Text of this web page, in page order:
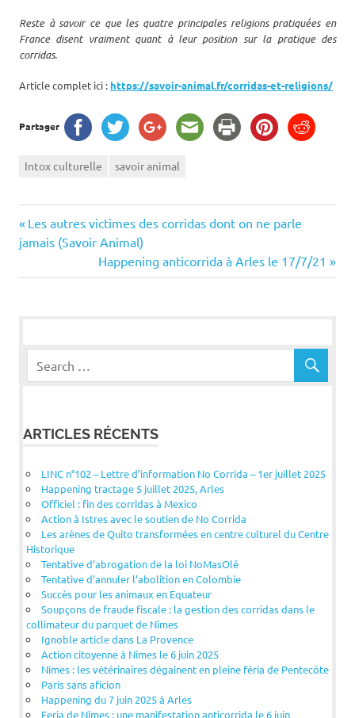
Reste à savoir ce que les quatre principales religions pratiquées en
France disent vraiment quant à leur position sur la pratique des
corridas.
Article complet ici : https://savoir-animal.fr/corridas-et-religions/
Partager
Intox culturelle savoir animal
Navigation
de
Previous
Post:
Les autres victimes des corridas dont on ne parle
jamais (Savoir Animal)
Next
Post:
Happening anticorrida à Arles le 17/7/21
ARTICLES RÉCENTS
LINC n°102 – Lettre d’information No Corrida – 1er juillet 2025
Happening tractage 5 juillet 2025, Arles
Officiel : fin des corridas à Mexico
Action à Istres avec le soutien de No Corrida
Les arènes de Quito transformées en centre culturel du Centre
Historique
Tentative d’abrogation de la loi NoMasOlé
Tentative d’annuler l’abolition en Colombie
Succès pour les animaux en Equateur
Soupçons de fraude fiscale : la gestion des corridas dans le
collimateur du parquet de Nîmes
Ignoble article dans La Provence
Action citoyenne à Nîmes le 6 juin 2025
Nîmes : les vétérinaires dégainent en pleine féria de Pentecôte
Paris sans aficion
Happening du 7 juin 2025 à Arles
Feria de Nîmes : une manifestation anticorrida le 6 juin